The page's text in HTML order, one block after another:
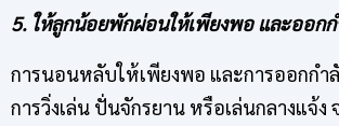
5. ให้ลูกน้อยพักผ่อนให้เพียงพอ และออกก
การนอนหลับให้เพียงพอ และการออกกำลั
การวิ่งเล่น ปั่นจักรยาน หรือเล่นกลางแจ้ง